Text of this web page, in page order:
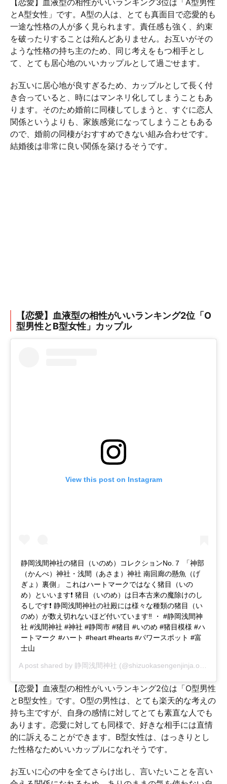
とA型女性」です。A型の人は、とても真面目で恋愛的も
一途な性格の人が多く見られます。責任感も強く、約束
を破ったりすることは殆んどありません。お互いがその
ような性格の持ち主のため、同じ考えをもつ相手とし
て、とても居心地のいいカップルとして過ごせます。
お互いに居心地が良すぎるため、カップルとして長く付
き合っていると、時にはマンネリ化してしまうこともあ
ります。そのため婚前に同棲してしまうと、すぐに恋人
関係というよりも、家族感覚になってしまうこともある
ので、婚前の同棲がおすすめできない組み合わせです。
結婚後は非常に良い関係を築けるそうです。
【恋愛】血液型の相性がいいランキング2位「O
型男性とB型女性」カップル
View this post on Instagram
静岡浅間神社の猪目（いのめ）コレクションNo.７ 「神部
（かんべ）神社・浅間（あさま）神社 南回廊の懸魚（げ
ぎょ）裏側」 これはハートマークではなく猪目（いの
め）といいます❗️ 猪目（いのめ）は日本古来の魔除けのし
るしです❗️ 静岡浅間神社の社殿には様々な種類の猪目（い
のめ）が数え切れないほど付いています‼️ ・ #静岡浅間神
社 #浅間神社 #神社 #静岡市 #猪目 #いのめ #猪目模様 #ハ
ートマーク #ハート #heart #hearts #パワースポット #富
士山
A post shared by 静岡浅間神社 (@shizuokasengenjinja.official) on
【恋愛】血液型の相性がいいランキング2位は「O型男性
とB型女性」です。O型の男性は、とても楽天的な考えの
持ち主ですが、自身の感情に対してとても素直な人でも
あります。恋愛に対しても同様で、好きな相手には直情
的に訴えることができます。B型女性は、はっきりとし
た性格なためいいカップルになれそうです。
お互いに心の中を全てさらけ出し、言いたいことを言い